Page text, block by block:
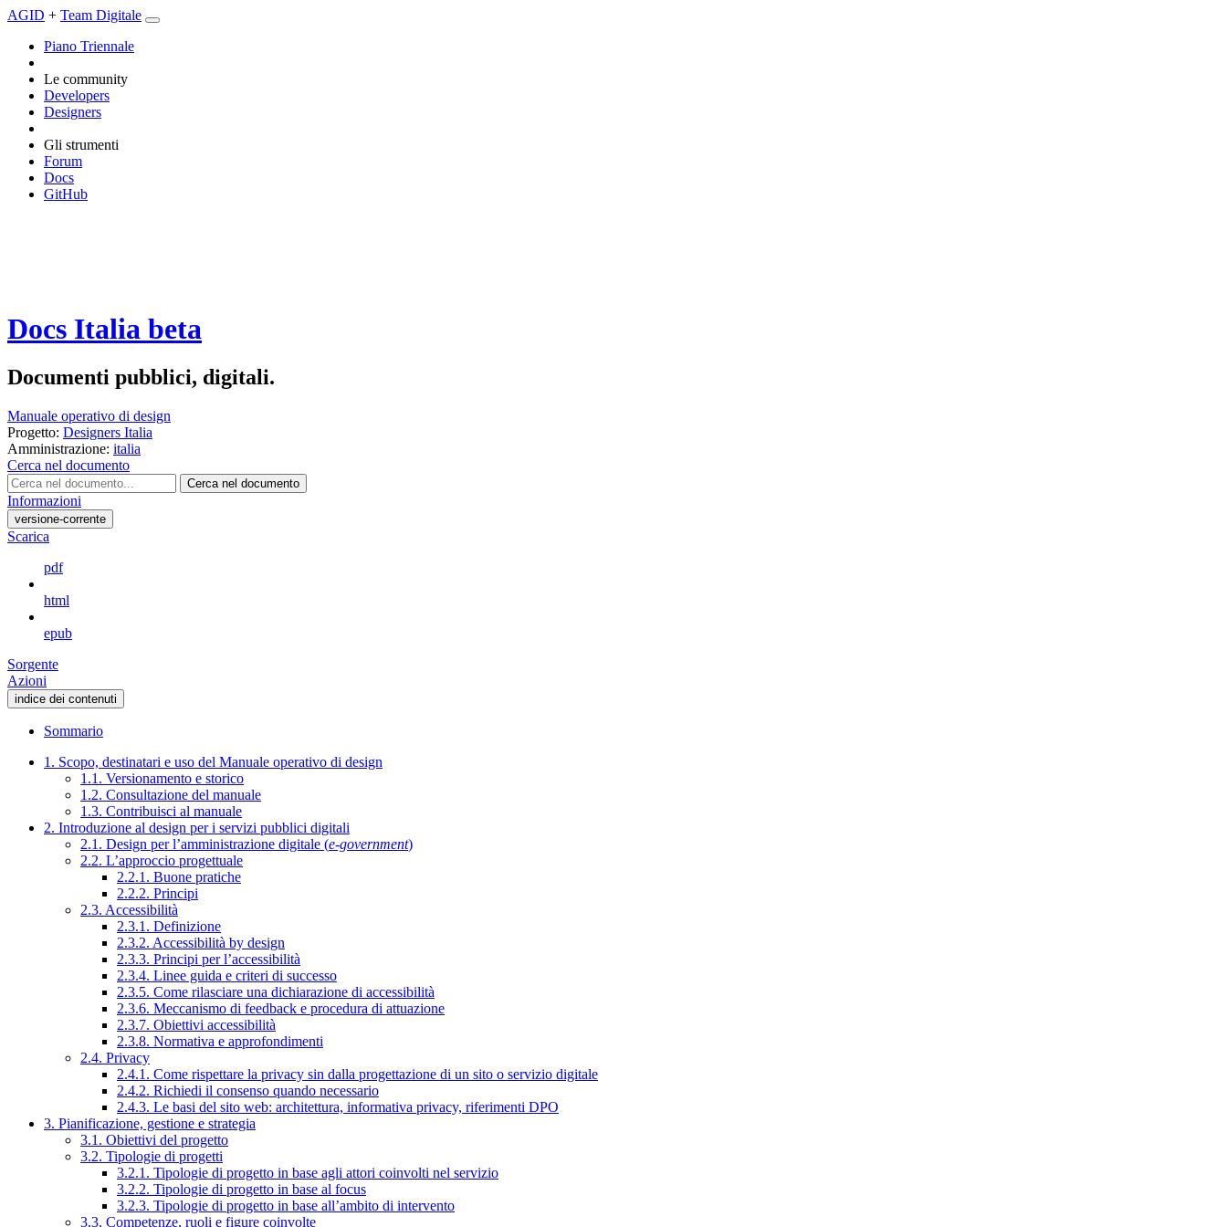
AGID + Team Digitale
Piano Triennale
Le community
Developers
Designers
Gli strumenti
Forum
Docs
GitHub
Docs Italia beta
Documenti pubblici, digitali.
Manuale operativo di design
Progetto: Designers Italia
Amministrazione: italia
Cerca nel documento
Cerca nel documento
Informazioni
versione-corrente
Scarica
pdf
html
epub
Sorgente
Azioni
indice dei contenuti
Sommario
1. Scopo, destinatari e uso del Manuale operativo di design
1.1. Versionamento e storico
1.2. Consultazione del manuale
1.3. Contribuisci al manuale
2. Introduzione al design per i servizi pubblici digitali
2.1. Design per l’amministrazione digitale (e-government)
2.2. L’approccio progettuale
2.2.1. Buone pratiche
2.2.2. Principi
2.3. Accessibilità
2.3.1. Definizione
2.3.2. Accessibilità by design
2.3.3. Principi per l’accessibilità
2.3.4. Linee guida e criteri di successo
2.3.5. Come rilasciare una dichiarazione di accessibilità
2.3.6. Meccanismo di feedback e procedura di attuazione
2.3.7. Obiettivi accessibilità
2.3.8. Normativa e approfondimenti
2.4. Privacy
2.4.1. Come rispettare la privacy sin dalla progettazione di un sito o servizio digitale
2.4.2. Richiedi il consenso quando necessario
2.4.3. Le basi del sito web: architettura, informativa privacy, riferimenti DPO
3. Pianificazione, gestione e strategia
3.1. Obiettivi del progetto
3.2. Tipologie di progetti
3.2.1. Tipologie di progetto in base agli attori coinvolti nel servizio
3.2.2. Tipologie di progetto in base al focus
3.2.3. Tipologie di progetto in base all’ambito di intervento
3.3. Competenze, ruoli e figure coinvolte